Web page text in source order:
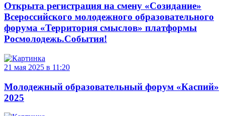
Открыта регистрация на смену «Созидание»
Всероссийского молодежного образовательного
форума «Территория смыслов» платформы
Росмолодежь.События!
21 мая 2025 в 11:20
Молодежный образовательный форум «Каспий»
2025